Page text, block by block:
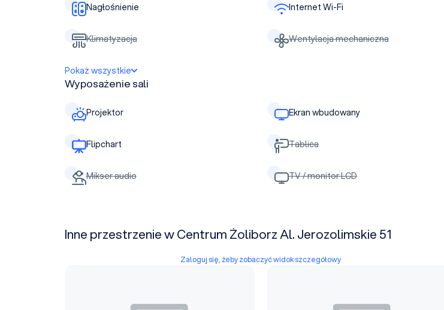
Nagłośnienie Internet Wi-Fi
Klimatyzacja Wentylacja mechaniczna
Pokaż wszystkie
Wyposażenie sali
Projektor Ekran wbudowany
Flipchart Tablica
Mikser audio TV / monitor LCD
Inne przestrzenie w Centrum Żoliborz Al. Jerozolimskie 51
Zaloguj się, żeby zobaczyć widok szczegółowy